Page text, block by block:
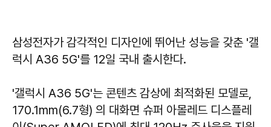
삼성전자가 감각적인 디자인에 뛰어난 성능을 갖춘 '갤
럭시 A36 5G'를 12일 국내 출시한다.
'갤럭시 A36 5G'는 콘텐츠 감상에 최적화된 모델로,
170.1mm(6.7형) 의 대화면 슈퍼 아몰레드 디스플레